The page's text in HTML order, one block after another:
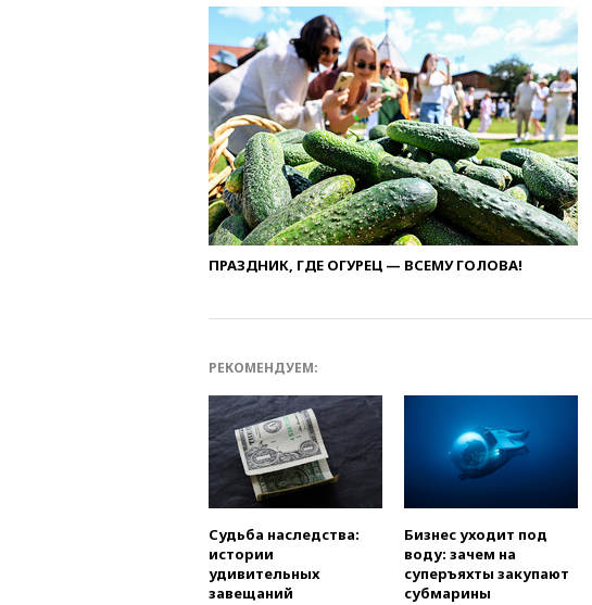
ПРАЗДНИК, ГДЕ ОГУРЕЦ — ВСЕМУ ГОЛОВА!
РЕКОМЕНДУЕМ:
Судьба наследства:
истории
удивительных
завещаний
Бизнес уходит под
воду: зачем на
суперъяхты закупают
субмарины